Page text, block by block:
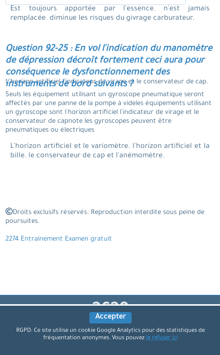
Est toujours apportée par l'essence. n'est jamais
remplacée. diminue les risques du givrage carburateur.
Question 92-25 : En vol l'indication du manomètre
de dépression décroît fortement ceci aura pour
conséquence le dysfonctionnement des
instruments de bord suivants ?
L'horizon artificiel l'indicateur de virage et le conservateur de cap.
Seuls les équipement utilisant un gyroscope pneumatique seront
affectés par une panne de la pompe à videles équipements utilisant
un gyroscope sont l'horizon artificiel l'indicateur de virage et le
conservateur de capnote les gyroscopes peuvent être
pneumatiques ou électriques
L'horizon artificiel et le variomètre. l'horizon artificiel et la
bille. le conservateur de cap et l'anémomètre.
Droits exclusifs réservés. Reproduction interdite sous peine de
poursuites.
2274 Entrainement Examen gratuit
4230
Questions expliquées
1242
Accepter
RGPD: Ce site utilise un cookie Google Analytics pour des statistiques de
fréquentation anonymes. Vous pouvezle refuser ici